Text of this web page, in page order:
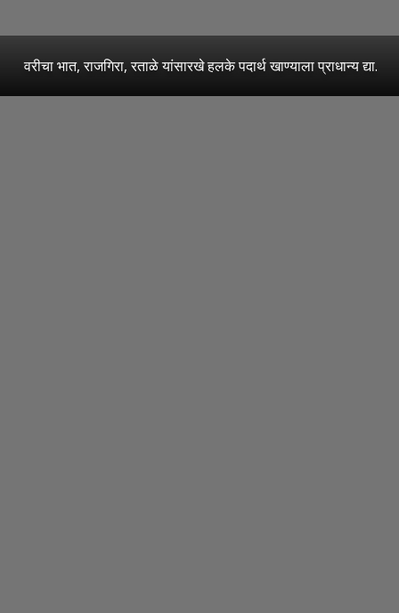
वरीचा भात, राजगिरा, रताळे यांसारखे हलके पदार्थ खाण्याला प्राधान्य द्या.